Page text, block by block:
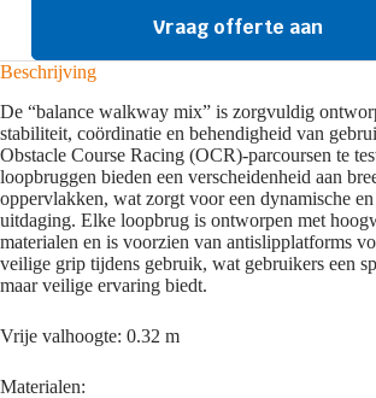
Vraag offerte aan
Beschrijving
De “balance walkway mix” is zorgvuldig
stabiliteit, coördinatie en behendigheid van
Obstacle Course Racing (OCR)-parcoursen te
loopbruggen bieden een verscheidenheid aan
oppervlakken, wat zorgt voor een dynamische
uitdaging. Elke loopbrug is ontworpen met
materialen en is voorzien van antislipplatforms
veilige grip tijdens gebruik, wat gebruikers een
maar veilige ervaring biedt.
Vrije valhoogte: 0.32 m
Materialen: